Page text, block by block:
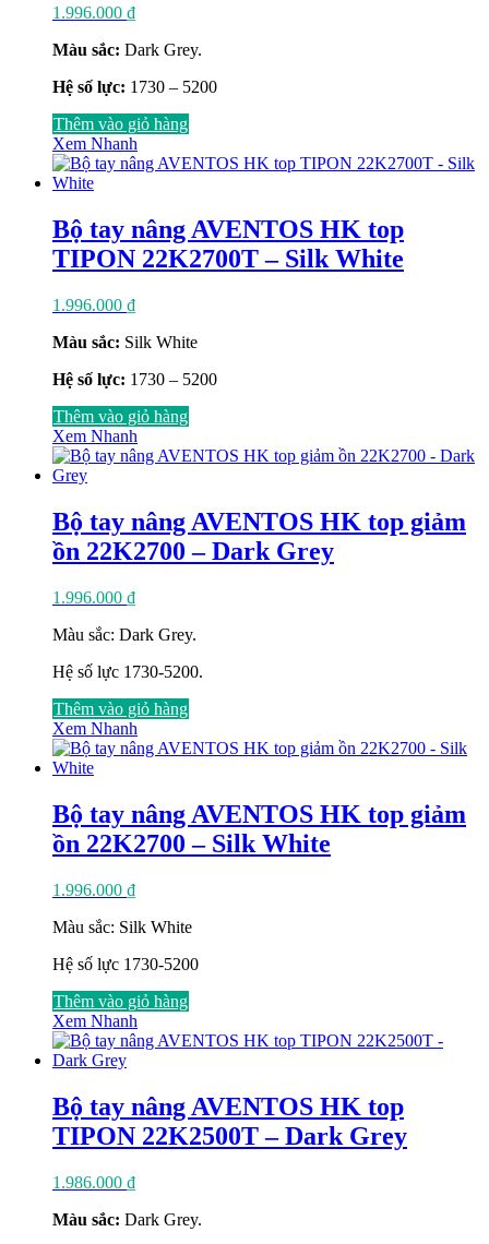
1.996.000 ₫
Màu sắc: Dark Grey.
Hệ số lực: 1730 – 5200
Thêm vào giỏ hàng
Xem Nhanh
Bộ tay nâng AVENTOS HK top
TIPON 22K2700T – Silk White
1.996.000 ₫
Màu sắc: Silk White
Hệ số lực: 1730 – 5200
Thêm vào giỏ hàng
Xem Nhanh
Bộ tay nâng AVENTOS HK top giảm
ồn 22K2700 – Dark Grey
1.996.000 ₫
Màu sắc: Dark Grey.
Hệ số lực 1730-5200.
Thêm vào giỏ hàng
Xem Nhanh
Bộ tay nâng AVENTOS HK top giảm
ồn 22K2700 – Silk White
1.996.000 ₫
Màu sắc: Silk White
Hệ số lực 1730-5200
Thêm vào giỏ hàng
Xem Nhanh
Bộ tay nâng AVENTOS HK top
TIPON 22K2500T – Dark Grey
1.986.000 ₫
Màu sắc: Dark Grey.